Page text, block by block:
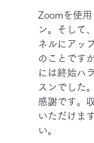
Zoomを使
ン。そして
ネルにアッ
のことです
には終始ハ
スンでした
感謝です。
いただけま
い。